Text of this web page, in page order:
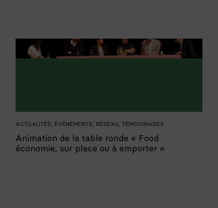
ACTUALITÉS, ÉVÉNEMENTS, RÉSEAU, TÉMOIGNAGES
Animation de la table ronde « Food
économie, sur place ou à emporter »